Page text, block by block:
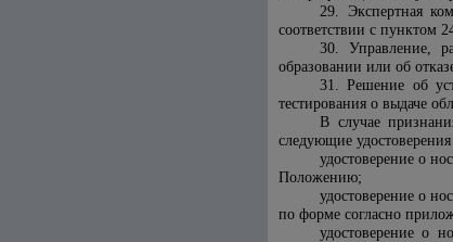
29. Экспертная
соответствии с пунктом
30. Управление,
образовании или об
31. Решение об
тестирования о выдаче
В случае
следующие удостоверения
удостоверение о
Положению;
удостоверение о
по форме согласно
удостоверение о